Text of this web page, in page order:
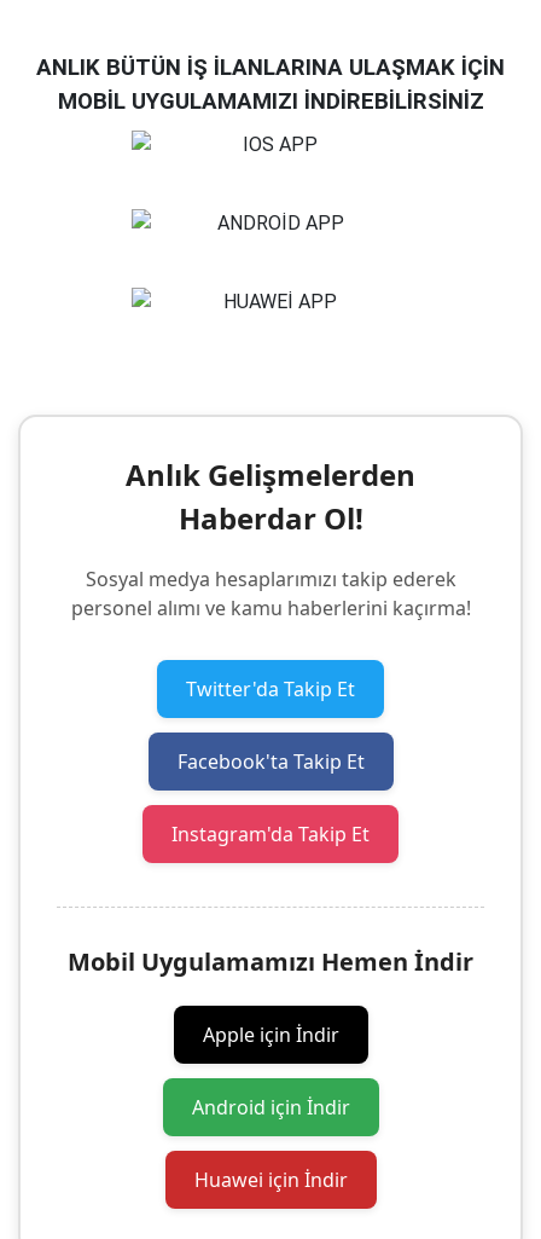
ANLIK BÜTÜN İŞ İLANLARINA ULAŞMAK İÇİN
MOBİL UYGULAMAMIZI İNDİREBİLİRSİNİZ
Anlık Gelişmelerden
Haberdar Ol!
Sosyal medya hesaplarımızı takip ederek
personel alımı ve kamu haberlerini kaçırma!
Twitter'da Takip Et
Facebook'ta Takip Et
Instagram'da Takip Et
Mobil Uygulamamızı Hemen İndir
Apple için İndir
Android için İndir
Huawei için İndir